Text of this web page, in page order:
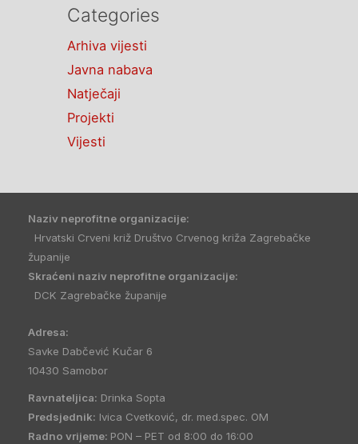
Categories
Arhiva vijesti
Javna nabava
Natječaji
Projekti
Vijesti
Naziv neprofitne organizacije:
Hrvatski Crveni križ Društvo Crvenog križa Zagrebačke
županije
Skraćeni naziv neprofitne organizacije:
DCK Zagrebačke županije
Adresa:
Savke Dabčević Kučar 6
10430 Samobor
Ravnateljica: Drinka Sopta
Predsjednik: Ivica Cvetković, dr. med.spec. OM
Radno vrijeme: PON – PET od 8:00 do 16:00